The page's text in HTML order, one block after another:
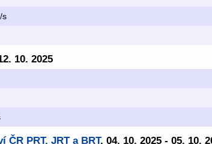
s
10. 2025
PRT, JRT a BRT, 04. 10. 2025 - 05. 10.